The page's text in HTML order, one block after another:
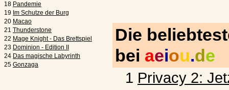
18 Pandemie
19 Im Schutze der Burg
20 Macao
21 Thunderstone
22 Mage Knight - Das Brettspiel
23 Dominion - Edition II
24 Das magische Labyrinth
25 Gonzaga
Die
bei aeiou.de
1 Privacy 2: